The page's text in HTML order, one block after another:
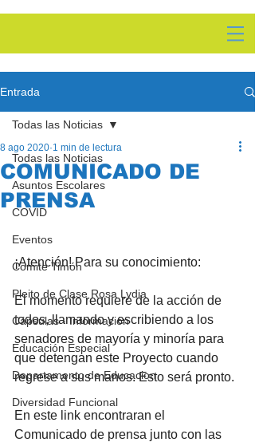
Entrada
Todas las Noticias
Asuntos Escolares
COVID
Eventos
Comite Timón
Pleito de Clase Rosa Lydia
Cápsulas - Información
Educación Especial
Departamento de Educacion
Diversidad Funcional
Todas las Noticias
COMUNICADO DE
PRENSA
8 ago 2020 1 min de lectura
¡Atención! Para su conocimiento:
El momento requiere de la acción de
todos, llamando y escribiendo a los
senadores de mayoría y minoría para
que detengan este Proyecto cuando
regrese a sus manos. Esto será pronto.
En este link encontraran el
Comunicado de prensa junto con las